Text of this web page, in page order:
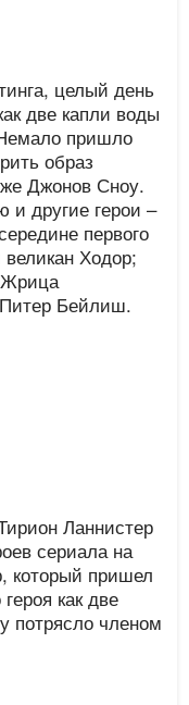
целый день
две капли воды
пришло
образ
Джонов Сноу.
и другие герои –
первого
Ходор;
Жрица
Бейлиш.
Ланнистер
сериала на
который пришел
как две
потрясло членом